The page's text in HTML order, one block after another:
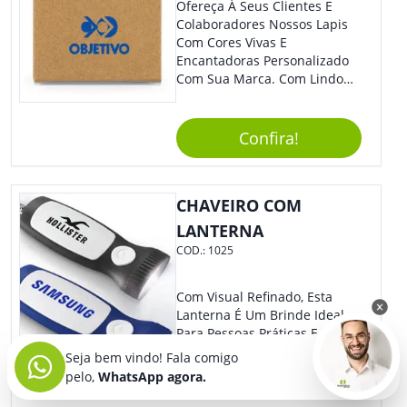
Ofereça À Seus Clientes E
Colaboradores Nossos Lapis
Com Cores Vivas E
Encantadoras Personalizado
Com Sua Marca. Com Lindo
Para Diversas Ocasiões.
Perfeito, Não É?!
Confira!
CHAVEIRO COM
LANTERNA
COD.: 1025
Com Visual Refinado, Esta
Lanterna É Um Brinde Ideal
Para Pessoas Práticas E
Modernas. Ótima Opção Para
Levar Sua Marca De Forma
Estilosa, Agregando Valor Para
Seja bem vindo! Fala comigo
pelo, WhatsApp agora.